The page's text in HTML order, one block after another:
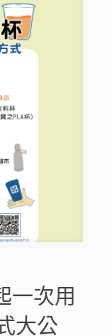
一次用
大公